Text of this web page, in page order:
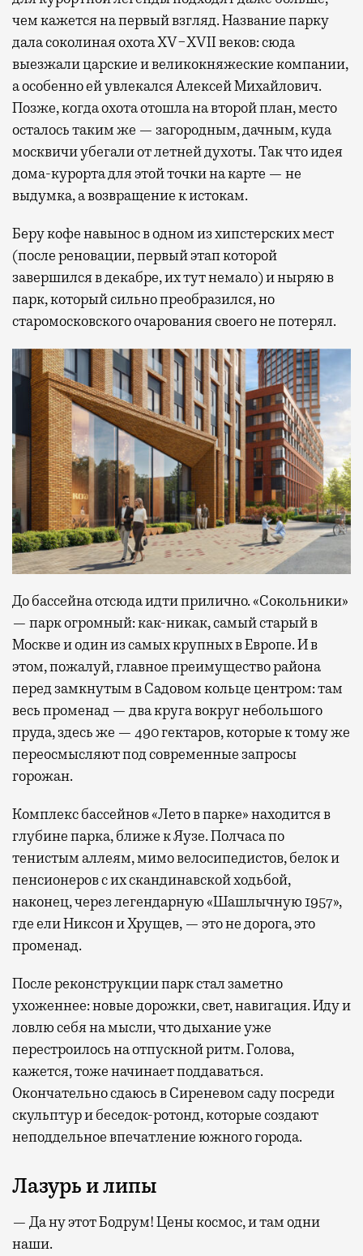
чем кажется на первый взгляд. Название парку
дала соколиная охота XV−XVII веков: сюда
выезжали царские и великокняжеские компании,
а особенно ей увлекался Алексей Михайлович.
Позже, когда охота отошла на второй план, место
осталось таким же — загородным, дачным, куда
москвичи убегали от летней духоты. Так что идея
дома-курорта для этой точки на карте — не
выдумка, а возвращение к истокам.
Беру кофе навынос в одном из хипстерских мест
(после реновации, первый этап которой
завершился в декабре, их тут немало) и ныряю в
парк, который сильно преобразился, но
старомосковского очарования своего не потерял.
До бассейна отсюда идти прилично. «Сокольники»
— парк огромный: как-никак, самый старый в
Москве и один из самых крупных в Европе. И в
этом, пожалуй, главное преимущество района
перед замкнутым в Садовом кольце центром: там
весь променад — два круга вокруг небольшого
пруда, здесь же — 490 гектаров, которые к тому же
переосмысляют под современные запросы
горожан.
Комплекс бассейнов «Лето в парке» находится в
глубине парка, ближе к Яузе. Полчаса по
тенистым аллеям, мимо велосипедистов, белок и
пенсионеров с их скандинавской ходьбой,
наконец, через легендарную «Шашлычную 1957»,
где ели Никсон и Хрущев, — это не дорога, это
променад.
После реконструкции парк стал заметно
ухоженнее: новые дорожки, свет, навигация. Иду и
ловлю себя на мысли, что дыхание уже
перестроилось на отпускной ритм. Голова,
кажется, тоже начинает поддаваться.
Окончательно сдаюсь в Сиреневом саду посреди
скульптур и беседок-ротонд, которые создают
неподдельное впечатление южного города.
Лазурь и липы
— Да ну этот Бодрум! Цены космос, и там одни
наши.